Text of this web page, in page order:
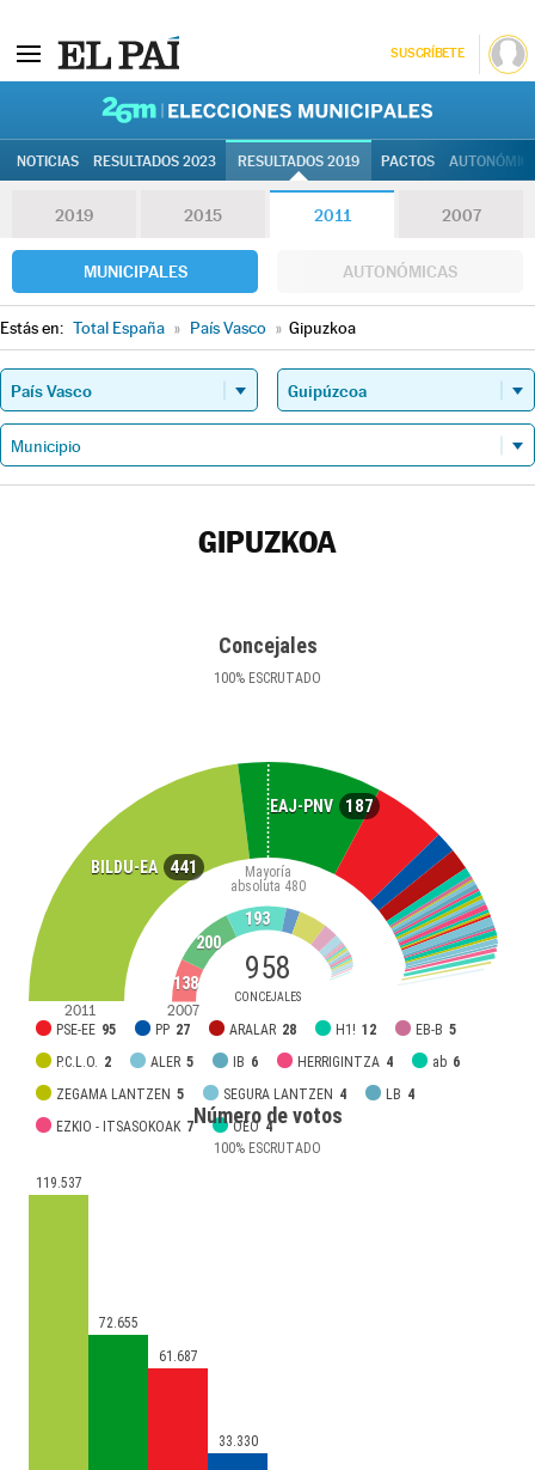
SUSCRÍBETE
NOTICIAS RESULTADOS 2023 RESULTADOS 2019 PACTOS
2019 2015 2011 2007
MUNICIPALES AUTONÓMICAS
Estás en: Total España » País Vasco » Gipuzkoa
GIPUZKOA
Concejales
100% ESCRUTADO
BILDU-EA 441
EAJ-PNV 187
958
CONCEJALES
Mayoría
absoluta 480
PSE-EE 95 PP 27 ARALAR 28 H1! 12 EB-B 5
P.C.L.O. 2 ALER 5 IB 6 HERRIGINTZA 4 ab 6
ZEGAMA LANTZEN 5 SEGURA LANTZEN 4 LB 4
EZKIO - ITSASOKOAK 7 OEO 4
138
200
193
2011 2007
Número de votos
100% ESCRUTADO
119.537
72.655
61.687
33.330